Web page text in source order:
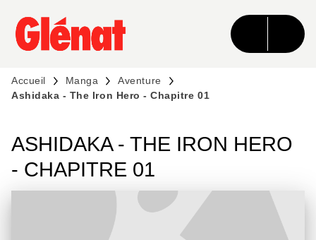
MENU RECHERCHE CONTENU
PIED DE PAGE
Accueil Manga
Aventure
Ashidaka - The Iron Hero - Chapitre 01
ASHIDAKA - THE IRON HERO
- CHAPITRE 01